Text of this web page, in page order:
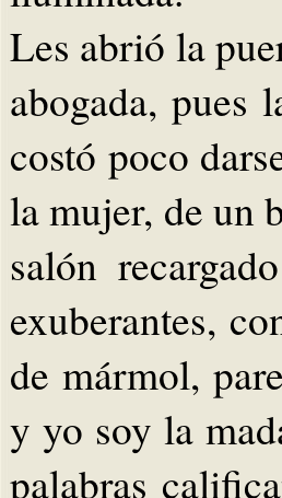
Les abrió la
abogada, pues
costó poco
la mujer, de un
salón
exuberantes,
de mármol,
y yo soy la
palabras